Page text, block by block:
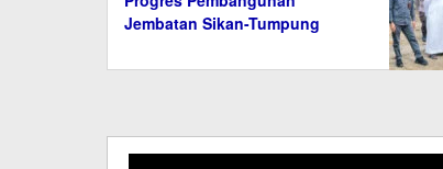
Jembatan Sikan-Tumpung
Tepat Waktu